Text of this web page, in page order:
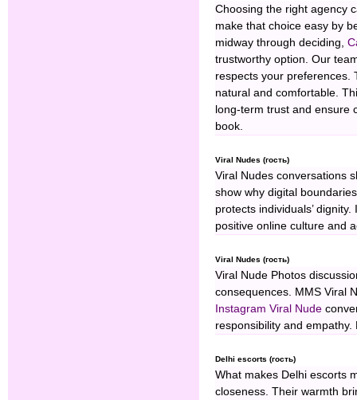
Choosing the right agency
make that choice easy by
midway through deciding,
trustworthy option. Our
respects your preferences.
natural and comfortable.
long-term trust and ensure
book.
Viral Nudes (гость)
Viral Nudes conversations
show why digital
protects individuals’
positive online culture and
Viral Nudes (гость)
Viral Nude Photos
consequences. MMS Viral
Instagram Viral Nude
responsibility and
Delhi escorts (гость)
What makes Delhi escorts
closeness. Their warmth